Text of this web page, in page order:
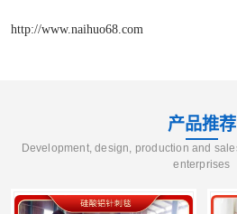
http://www.naihuo68.com
产品推荐
Development, design, production and
enterprises